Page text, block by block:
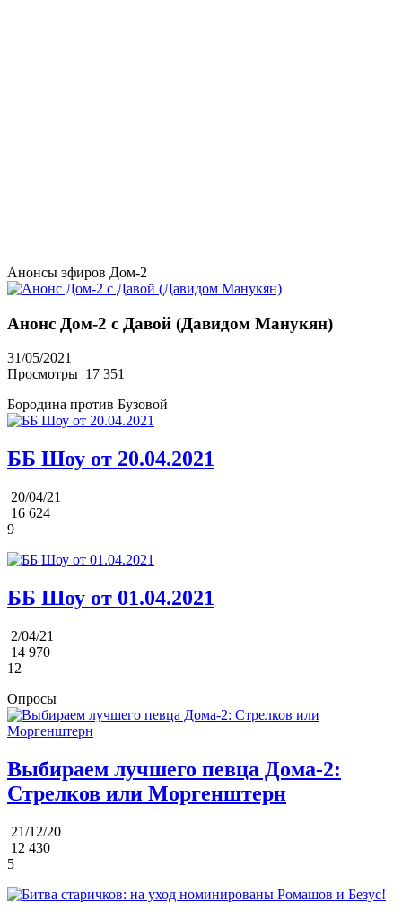
Анонсы эфиров Дом-2
Анонс Дом-2 с Давой (Давидом Манукян)
31/05/2021
Просмотры 17 351
Бородина против Бузовой
ББ Шоу от 20.04.2021
20/04/21
16 624
9
ББ Шоу от 01.04.2021
2/04/21
14 970
12
Опросы
Выбираем лучшего певца Дома-2:
Стрелков или Моргенштерн
21/12/20
12 430
5